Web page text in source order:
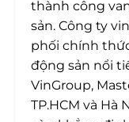
thành công
sản. Công ty
phối chính
động sản nổi
VinGroup,
TP.HCM và Hà